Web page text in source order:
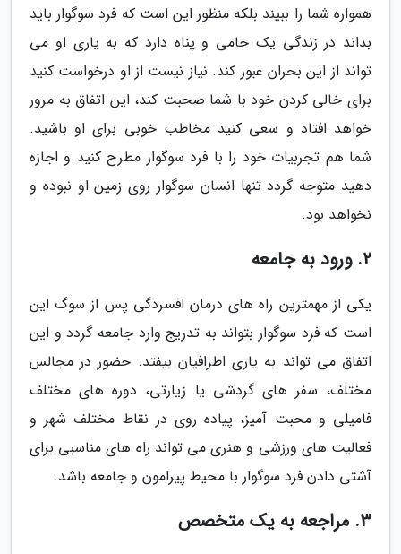
همواره شما را ببیند بلکه منظور این است که فرد سوگوار باید
بداند در زندگی یک حامی و پناه دارد که به یاری او می
تواند از این بحران عبور کند. نیاز نیست از او درخواست کنید
برای خالی کردن خود با شما صحبت کند، این اتفاق به مرور
خواهد افتاد و سعی کنید مخاطب خوبی برای او باشید.
شما هم تجربیات خود را با فرد سوگوار مطرح کنید و اجازه
دهید متوجه گردد تنها انسان سوگوار روی زمین او نبوده و
نخواهد بود.
2. ورود به جامعه
یکی از مهمترین راه های درمان افسردگی پس از سوگ این
است که فرد سوگوار بتواند به تدریج وارد جامعه گردد و این
اتفاق می تواند به یاری اطرافیان بیفتد. حضور در مجالس
مختلف، سفر های گردشی یا زیارتی، دوره های مختلف
فامیلی و محبت آمیز، پیاده روی در نقاط مختلف شهر و
فعالیت های ورزشی و هنری می تواند راه های مناسبی برای
آشتی دادن فرد سوگوار با محیط پیرامون و جامعه باشد.
3. مراجعه به یک متخصص